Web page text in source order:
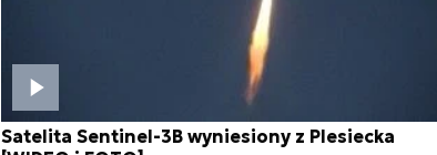
Satelita Sentinel-3B wyniesiony z Plesiecka